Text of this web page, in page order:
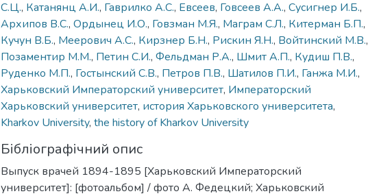
С.Ц., Катанянц А.И., Гаврилко А.С., Евсеев, Говсеев А.А., Сусигнер И.Б.,
Архипов В.С., Ордынец И.О., Говзман М.Я., Маграм С.Л., Китерман Б.П.,
Кучун В.Б., Меерович А.С., Кирзнер Б.Н., Рискин Я.Н., Войтинский М.В.,
Позаментир М.М., Петин С.И., Фельдман Р.А., Шмит А.П., Кудиш П.В.,
Руденко М.П., Гостынский С.В., Петров П.В., Шатилов П.И., Ганжа М.И.,
Харьковский Императорский университет, Императорский
Харьковский университет, история Харьковского университета,
Kharkov University, the history of Kharkov University
Бібліографічний опис
Выпуск врачей 1894-1895 [Харьковский Императорский
университет]: [фотоальбом] / фото А. Федецкий; Харьковский